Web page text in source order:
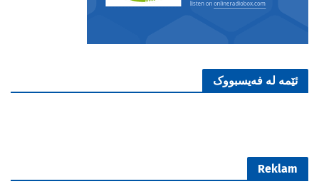
ئێمە لە فەیسبووک
Reklam